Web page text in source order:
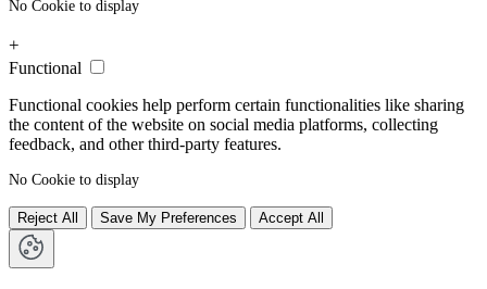
No Cookie to display
+
Functional
Functional cookies help perform certain functionalities like sharing
the content of the website on social media platforms, collecting
feedback, and other third-party features.
No Cookie to display
Reject All Save My Preferences Accept All